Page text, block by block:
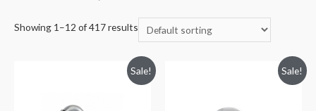
Showing 1–12 of 417 results
Sale! Sale!